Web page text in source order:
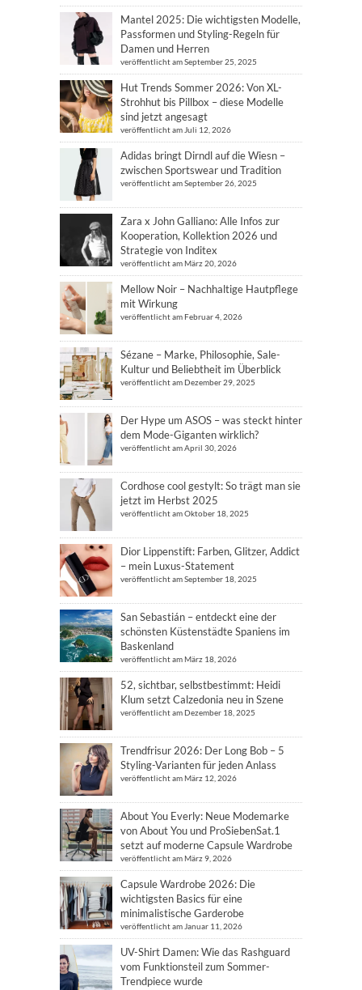
Mantel 2025: Die wichtigsten Modelle,
Passformen und Styling-Regeln für
Damen und Herren
veröffentlicht am September 25, 2025
Hut Trends Sommer 2026: Von XL-
Strohhut bis Pillbox – diese Modelle
sind jetzt angesagt
veröffentlicht am Juli 12, 2026
Adidas bringt Dirndl auf die Wiesn –
zwischen Sportswear und Tradition
veröffentlicht am September 26, 2025
Zara x John Galliano: Alle Infos zur
Kooperation, Kollektion 2026 und
Strategie von Inditex
veröffentlicht am März 20, 2026
Mellow Noir – Nachhaltige Hautpflege
mit Wirkung
veröffentlicht am Februar 4, 2026
Sézane – Marke, Philosophie, Sale-
Kultur und Beliebtheit im Überblick
veröffentlicht am Dezember 29, 2025
Der Hype um ASOS – was steckt hinter
dem Mode-Giganten wirklich?
veröffentlicht am April 30, 2026
Cordhose cool gestylt: So trägt man sie
jetzt im Herbst 2025
veröffentlicht am Oktober 18, 2025
Dior Lippenstift: Farben, Glitzer, Addict
– mein Luxus-Statement
veröffentlicht am September 18, 2025
San Sebastián – entdeckt eine der
schönsten Küstenstädte Spaniens im
Baskenland
veröffentlicht am März 18, 2026
52, sichtbar, selbstbestimmt: Heidi
Klum setzt Calzedonia neu in Szene
veröffentlicht am Dezember 18, 2025
Trendfrisur 2026: Der Long Bob – 5
Styling-Varianten für jeden Anlass
veröffentlicht am März 12, 2026
About You Everly: Neue Modemarke
von About You und ProSiebenSat.1
setzt auf moderne Capsule Wardrobe
veröffentlicht am März 9, 2026
Capsule Wardrobe 2026: Die
wichtigsten Basics für eine
minimalistische Garderobe
veröffentlicht am Januar 11, 2026
UV-Shirt Damen: Wie das Rashguard
vom Funktionsteil zum Sommer-
Trendpiece wurde